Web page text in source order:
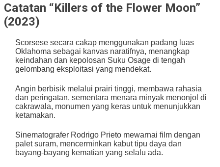
Catatan “Killers of the Flower Moon”
(2023)
Scorsese secara cakap menggunakan padang luas
Oklahoma sebagai kanvas naratifnya, menangkap
keindahan dan kepolosan Suku Osage di tengah
gelombang eksploitasi yang mendekat.
Angin berbisik melalui prairi tinggi, membawa rahasia
dan peringatan, sementara menara minyak menonjol di
cakrawala, monumen yang keras untuk menunjukkan
ketamakan.
Sinematografer Rodrigo Prieto mewarnai film dengan
palet suram, mencerminkan kabut tipu daya dan
bayang-bayang kematian yang selalu ada.